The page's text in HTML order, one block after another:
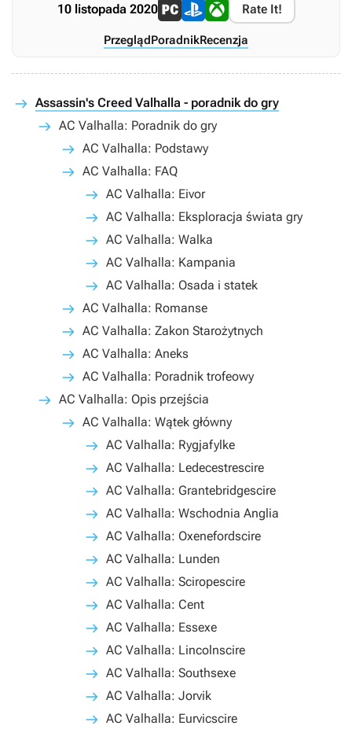
10 listopada 2020 Rate It!
PrzeglądPoradnikRecenzja
Assassin's Creed Valhalla - poradnik do gry
AC Valhalla: Poradnik do gry
AC Valhalla: Podstawy
AC Valhalla: FAQ
AC Valhalla: Eivor
AC Valhalla: Eksploracja świata gry
AC Valhalla: Walka
AC Valhalla: Kampania
AC Valhalla: Osada i statek
AC Valhalla: Romanse
AC Valhalla: Zakon Starożytnych
AC Valhalla: Aneks
AC Valhalla: Poradnik trofeowy
AC Valhalla: Opis przejścia
AC Valhalla: Wątek główny
AC Valhalla: Rygjafylke
AC Valhalla: Ledecestrescire
AC Valhalla: Grantebridgescire
AC Valhalla: Wschodnia Anglia
AC Valhalla: Oxenefordscire
AC Valhalla: Lunden
AC Valhalla: Sciropescire
AC Valhalla: Cent
AC Valhalla: Essexe
AC Valhalla: Lincolnscire
AC Valhalla: Southsexe
AC Valhalla: Jorvik
AC Valhalla: Eurvicscire